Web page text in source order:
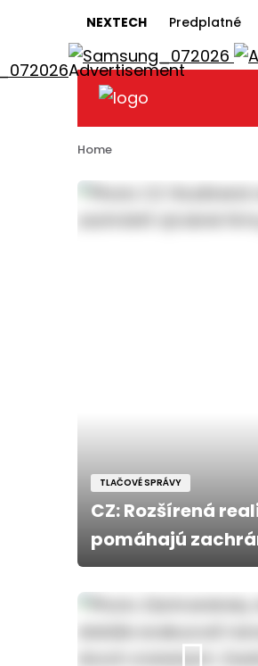
NEXTECH Predplatné
Home
TLAČOVÉ SPRÁVY
CZ: Rozšírená
pomáhajú